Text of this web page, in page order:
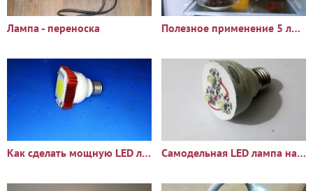
Лампа - переноска Полезное применение 5 литровой бутылки
Как сделать мощную LED лампу 100 Вт из сломанной Самодельная LED лампа на 3 Вт